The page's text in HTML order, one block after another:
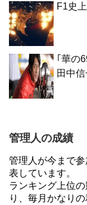
F1史
｢華の
田中
管理人の成績
管理人が今まで
表しています。
ランキング上位
り、毎月かなり